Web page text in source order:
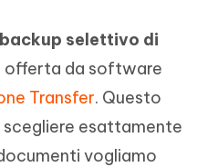
backup selettivo di
offerta da software
Transfer. Questo
esattamente
vogliamo